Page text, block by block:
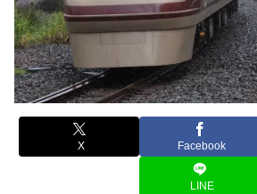
X Facebook
LINE